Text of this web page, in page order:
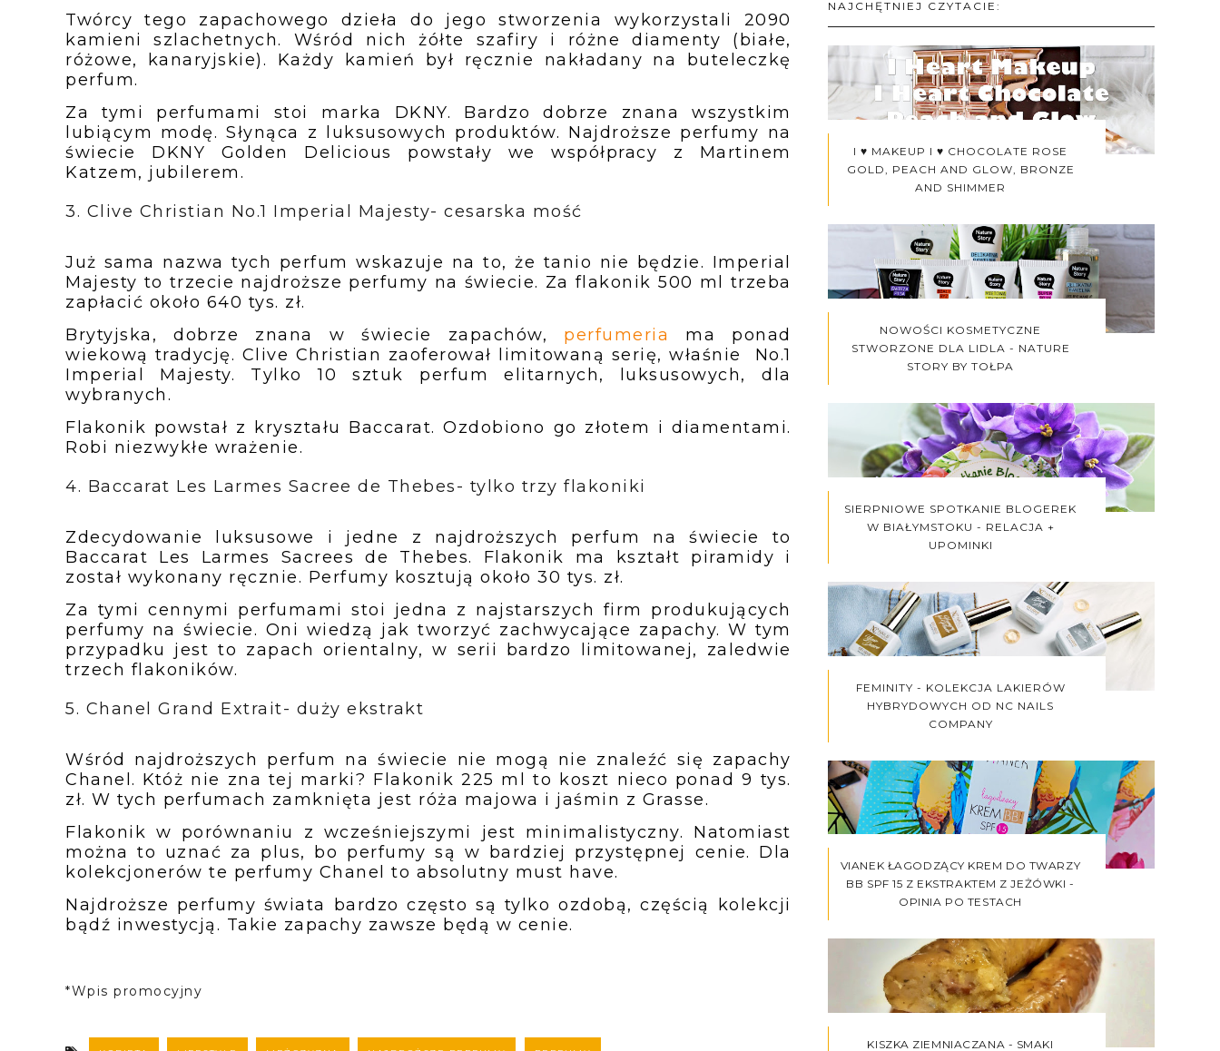
Twórcy tego zapachowego dzieła do jego stworzenia wykorzystali 2090
kamieni szlachetnych. Wśród nich żółte szafiry i różne diamenty (białe,
różowe, kanaryjskie). Każdy kamień był ręcznie nakładany na buteleczkę
perfum.
Za tymi perfumami stoi marka DKNY. Bardzo dobrze znana wszystkim
lubiącym modę. Słynąca z luksusowych produktów. Najdroższe perfumy na
świecie DKNY Golden Delicious powstały we współpracy z Martinem
Katzem, jubilerem.
3. Clive Christian No.1 Imperial Majesty- cesarska mość
Już sama nazwa tych perfum wskazuje na to, że tanio nie będzie. Imperial
Majesty to trzecie najdroższe perfumy na świecie. Za flakonik 500 ml trzeba
zapłacić około 640 tys. zł.
Brytyjska, dobrze znana w świecie zapachów, perfumeria
ma ponad
wiekową tradycję. Clive Christian zaoferował limitowaną serię, właśnie
No.1
Imperial Majesty. Tylko 10 sztuk perfum elitarnych, luksusowych, dla
wybranych.
Flakonik powstał z kryształu Baccarat. Ozdobiono go złotem i diamentami.
Robi niezwykłe wrażenie.
4. Baccarat Les Larmes Sacree de Thebes- tylko trzy flakoniki
Zdecydowanie luksusowe i jedne z najdroższych perfum na świecie to
Baccarat Les Larmes Sacrees de Thebes. Flakonik ma kształt piramidy i
został wykonany ręcznie. Perfumy kosztują około 30 tys. zł.
Za tymi cennymi perfumami stoi jedna z najstarszych firm produkujących
perfumy na świecie. Oni wiedzą jak tworzyć zachwycające zapachy. W tym
przypadku jest to zapach orientalny, w serii bardzo limitowanej, zaledwie
trzech flakoników.
5. Chanel Grand Extrait- duży ekstrakt
Wśród najdroższych perfum na świecie nie mogą nie znaleźć się zapachy
Chanel. Któż nie zna tej marki? Flakonik 225 ml to koszt nieco ponad 9 tys.
zł. W tych perfumach zamknięta jest róża majowa i jaśmin z Grasse.
Flakonik w porównaniu z wcześniejszymi jest minimalistyczny. Natomiast
można to uznać za plus, bo perfumy są w bardziej przystępnej cenie. Dla
kolekcjonerów te perfumy Chanel to absolutny must have.
Najdroższe perfumy świata bardzo często są tylko ozdobą, częścią kolekcji
bądź inwestycją. Takie zapachy zawsze będą w cenie.
*Wpis promocyjny
NAJCHĘTNIEJ CZYTACIE:
I ♥ MAKEUP I ♥ CHOCOLATE ROSE
GOLD, PEACH AND GLOW, BRONZE
AND SHIMMER
NOWOŚCI KOSMETYCZNE
STWORZONE DLA LIDLA - NATURE
STORY BY TOŁPA
SIERPNIOWE SPOTKANIE BLOGEREK
W BIAŁYMSTOKU - RELACJA +
UPOMINKI
FEMINITY - KOLEKCJA LAKIERÓW
HYBRYDOWYCH OD NC NAILS
COMPANY
VIANEK ŁAGODZĄCY KREM DO TWARZY
BB SPF 15 Z EKSTRAKTEM Z JEŻÓWKI -
OPINIA PO TESTACH
KISZKA ZIEMNIACZANA - SMAKI